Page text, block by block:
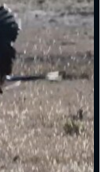
دعای روز ششم ماه رمضان؛ ۵
دعای روز پنجم ماه رمضان؛ ۴
دعای روز چهارم ماه مبارک
دعای روز سوم ماه مبارک
دعای روز دوم ماه مبارک رمضان
دعای روز اول ماه مبارک
حضرت زینب(س)
بهترین پیامک تبریک روز پدر ۱۴۰۴؛